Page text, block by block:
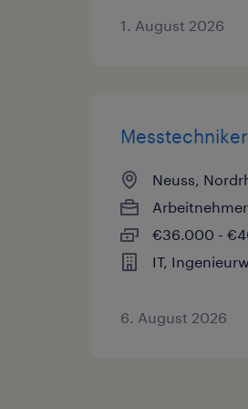
1. August 2026
Neuss,
€36.000 -
IT,
6. August 2026